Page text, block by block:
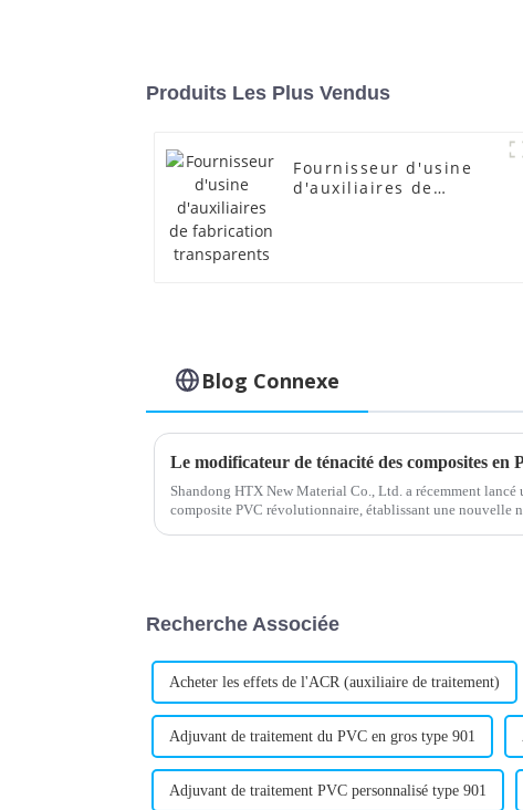
Produits Les Plus Vendus
Fournisseur d'usine
d'auxiliaires de
Blog Connexe
Shandong HTX New Material Co., Ltd. a récemment
composite PVC révolutionnaire, établissant une nouvelle
Recherche Associée
Acheter les effets de l'ACR (auxiliaire de traitement)
Adjuvant de traitement du PVC en gros type 901
Adjuvant de traitement PVC personnalisé type 901